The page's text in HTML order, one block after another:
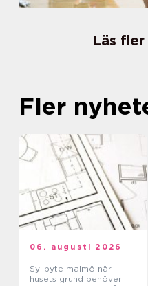
Läs
Fler
06. augusti 2026
Syllbyte malmö när
husets grund behöver